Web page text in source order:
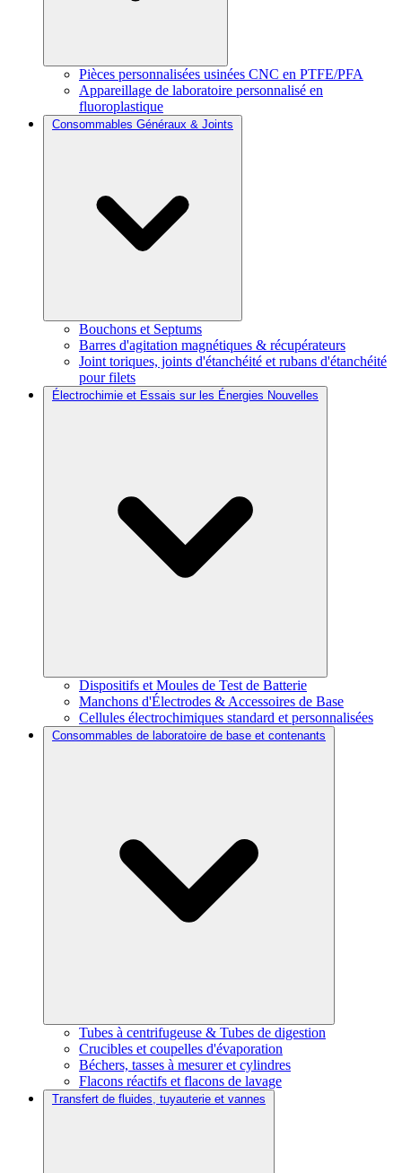
Pièces personnalisées usinées CNC en PTFE/PFA
Appareillage de laboratoire personnalisé en
fluoroplastique
Consommables Généraux & Joints
Bouchons et Septums
Barres d'agitation magnétiques & récupérateurs
Joint toriques, joints d'étanchéité et rubans d'étanchéité
pour filets
Électrochimie et Essais sur les Énergies Nouvelles
Dispositifs et Moules de Test de Batterie
Manchons d'Électrodes & Accessoires de Base
Cellules électrochimiques standard et personnalisées
Consommables de laboratoire de base et contenants
Tubes à centrifugeuse & Tubes de digestion
Crucibles et coupelles d'évaporation
Béchers, tasses à mesurer et cylindres
Flacons réactifs et flacons de lavage
Transfert de fluides, tuyauterie et vannes